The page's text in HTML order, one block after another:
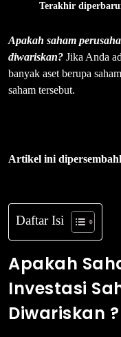
Terakhir
Apakah saham
diwariskan? Jika Anda
banyak aset berupa
saham tersebut.
Artikel ini
Daftar Isi
Apakah
Investasi
Diwariskan ?